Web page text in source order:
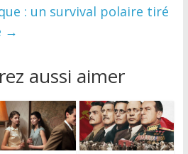
: un survival polaire tiré
→
aussi aimer